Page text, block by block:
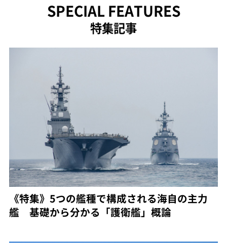
SPECIAL FEATURES
特集記事
《特集》5つの艦種で構成される海自の主力
艦 基礎から分かる「護衛艦」概論